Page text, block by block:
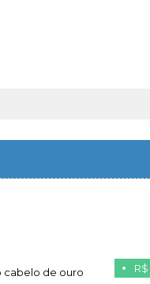
cabelo de ouro